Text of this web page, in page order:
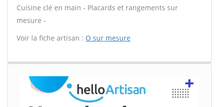
Cuisine clé en main - Placards et rangements sur
mesure -
Voir la fiche artisan : O sur mesure